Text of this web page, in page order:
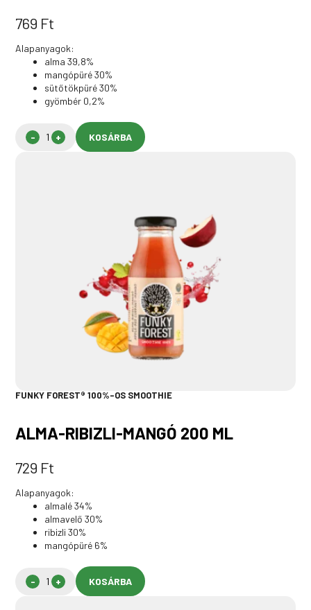
769 Ft
Alapanyagok:
alma 39,8%
mangópüré 30%
sütőtökpüré 30%
gyömbér 0,2%
KOSÁRBA
FUNKY FOREST® 100%-OS SMOOTHIE
ALMA-RIBIZLI-MANGÓ 200 ML
729 Ft
Alapanyagok:
almalé 34%
almavelő 30%
ribizli 30%
mangópüré 6%
KOSÁRBA